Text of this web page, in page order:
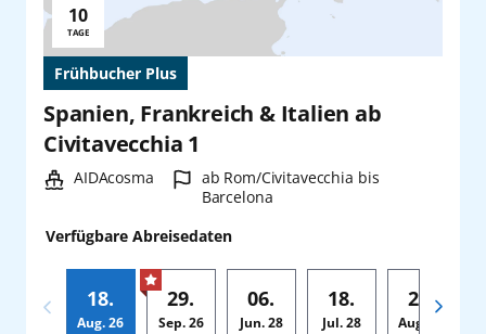
Frühbucher Plus
Spanien, Frankreich & Italien ab
Civitavecchia 1
Schiff:
AIDAcosma Hafen:
ab Rom/Civitavecchia bis
Barcelona
Verfügbare Abreisedaten
18.
Aug. 26
29.
Sep.26
06.
Jun.28
18.
Jul.28
29.
Aug.
Reisedauer:
10
TAGE